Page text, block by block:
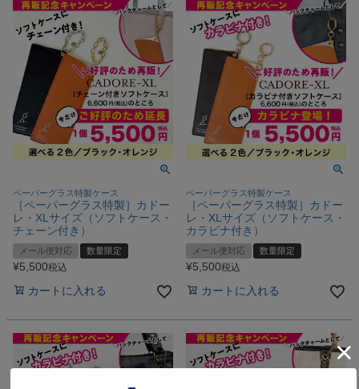
ペーパーグラス特製ケース
［ペーパーグラス特製］カドー
レ・XLサイズ（ソフトケース・
チェーン付き）
メール便対応 数量限定
¥5,500税込
カートに入れる
ペーパーグラス特製ケース
［ペーパーグラス特製］カドー
レ・XLサイズ（ソフトケース・
カラビナ付き）
メール便対応 数量限定
¥5,500税込
カートに入れる